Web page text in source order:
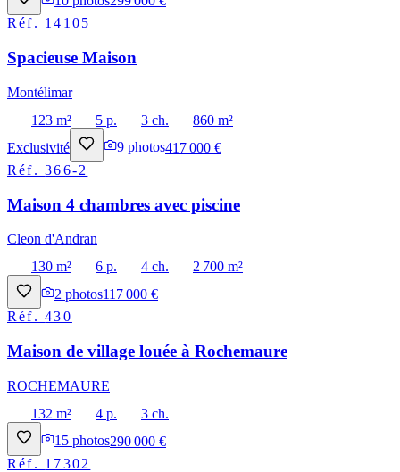
Réf. 14105
Spacieuse Maison
Montélimar
123 m²
5 p. 3 ch.
860 m²
Exclusivité
9 photos417 000 €
Réf.366-2
Maison 4 chambres avec piscine
Cleon d'Andran
130 m²
6 p. 4 ch.
2 700 m²
2 photos117 000 €
Réf.430
Maison de village louée à Rochemaure
ROCHEMAURE
132 m²
4 p.
3 ch.
15 photos290 000 €
Réf. 17302